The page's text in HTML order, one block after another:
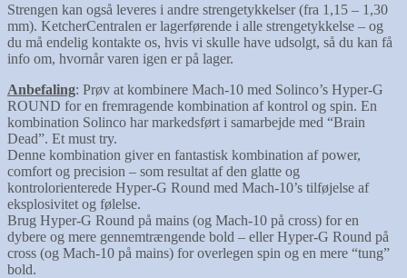
Strengen kan også leveres i andre strengetykkelser (fra 1,15 – 1,30
mm). KetcherCentralen er lagerførende i alle strengetykkelse – og
du må endelig kontakte os, hvis vi skulle have udsolgt, så du kan få
info om, hvornår varen igen er på lager.
Anbefaling: Prøv at kombinere Mach-10 med Solinco’s Hyper-G
ROUND for en fremragende kombination af kontrol og spin. En
kombination Solinco har markedsført i samarbejde med “Brain
Dead”. Et must try.
Denne kombination giver en fantastisk kombination af power,
comfort og precision – som resultat af den glatte og
kontrolorienterede Hyper-G Round med Mach-10’s tilføjelse af
eksplosivitet og følelse.
Brug Hyper-G Round på mains (og Mach-10 på cross) for en
dybere og mere gennemtrængende bold – eller Hyper-G Round på
cross (og Mach-10 på mains) for overlegen spin og en mere “tung”
bold.